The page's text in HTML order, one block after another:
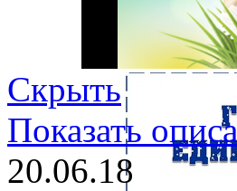
Скрыть
Показать
20.06.18